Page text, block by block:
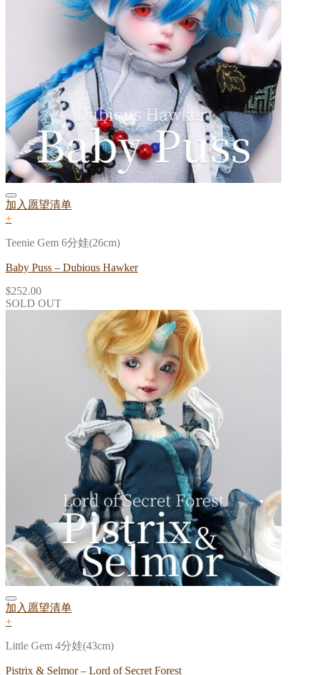
加入愿望清单
+
Teenie Gem 6分娃(26cm)
Baby Puss – Dubious Hawker
$252.00
SOLD OUT
加入愿望清单
+
Little Gem 4分娃(43cm)
Pistrix & Selmor – Lord of Secret Forest